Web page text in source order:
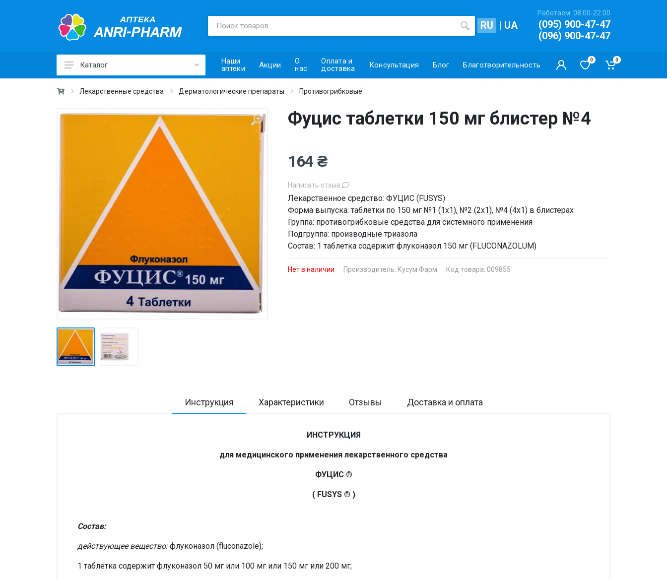
RU | UA
Работаем: 08.00-22.00
(095) 900-47-47
(096) 900-47-47
Каталог
Лекарственные средства ›
Медицинские товары и техника ›
Витамины и добавки ›
Ежедневная гигиена ›
Для детей и мам ›
Товары для дома ›
Косметика CODERMA KIDS
Наши
аптеки
Акции
О
нас
Оплата и
доставка
Консультация Блог Благотворительность
0 0
Лекарственные средства Дерматологические препараты Противогрибковые
Фуцис таблетки 150 мг блистер №4
Написать отзыв
Лекарственное средство: ФУЦИС (FUSYS)
Форма выпуска: таблетки по 150 мг №1 (1х1), №2 (2х1), №4 (4х1) в блистерах
Группа: противогрибковые средства для системного применения
Подгруппа: производные триазола
Состав: 1 таблетка содержит флуконазол 150 мг (FLUCONAZOLUM)
Нет в наличии Производитель: Кусум Фарм Код товара: 009855
164 ₴
Инструкция Характеристики Отзывы Доставка и оплата
ИНСТРУКЦИЯ
для медицинского применения лекарственного средства
ФУЦИС ®
( FUSYS ® )
Состав:
действующее вещество:флуконазол (fluconazole);
1 таблетка содержит флуконазол 50 мг или 100 мг или 150 мг или 200 мг;